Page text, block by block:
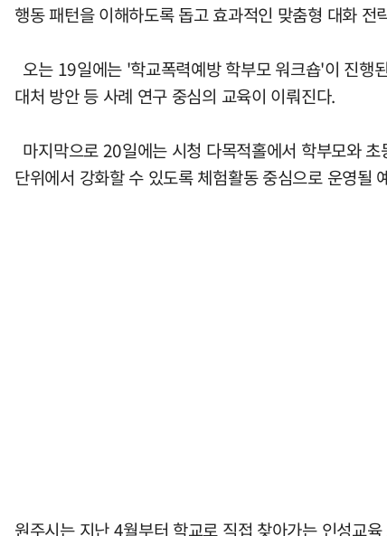
행동 패턴을 이해하도록 돕고 효과적인 맞춤형 대화 전
오는 19일에는 '학교폭력예방 학부모 워크숍'이 진행
대처 방안 등 사례 연구 중심의 교육이 이뤄진다.
마지막으로 20일에는 시청 다목적홀에서 학부모와
단위에서 강화할 수 있도록 체험활동 중심으로 운영될
원주시는 지난 4월부터 학교로 직접 찾아가는 인성교